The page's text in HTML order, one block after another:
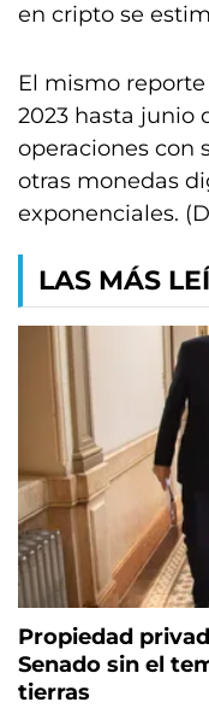
en cripto se
El mismo
2023 hasta junio
operaciones con
otras monedas
exponenciales.
LAS MÁS
Propiedad
Senado sin el
tierras